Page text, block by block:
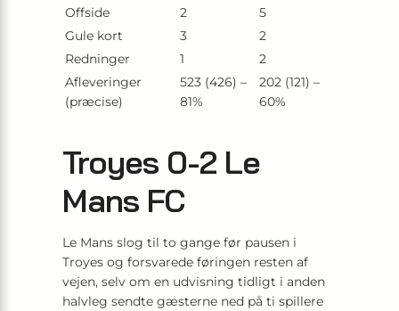
Offside
2
5
Gule kort
3
2
Redninger
1
2
Afleveringer
(præcise)
523 (426) –
81%
202 (121) –
60%
Troyes 0-2 Le
Mans FC
Le Mans slog til to gange før pausen i
Troyes og forsvarede føringen resten af
vejen, selv om en udvisning tidligt i anden
halvleg sendte gæsterne ned på ti spillere